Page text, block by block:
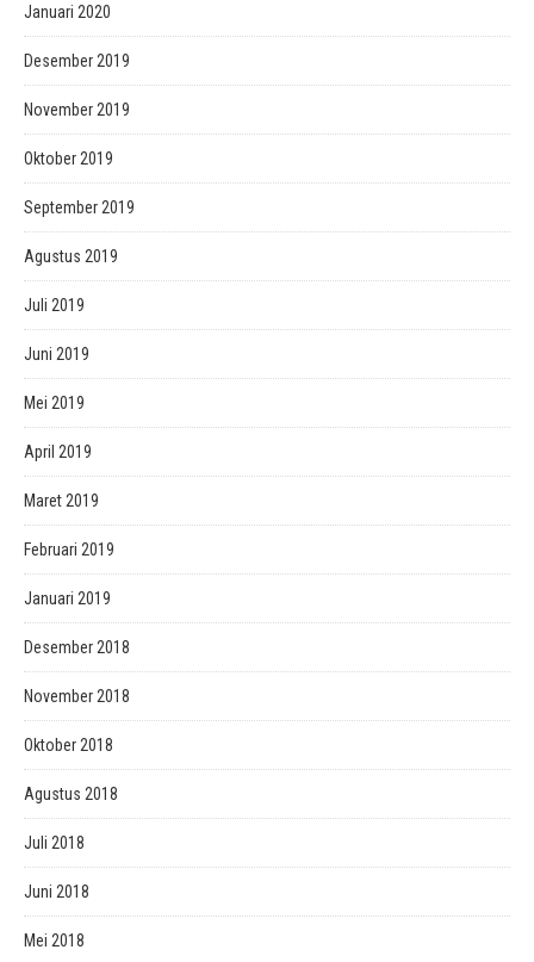
Januari 2020
Desember 2019
November 2019
Oktober 2019
September 2019
Agustus 2019
Juli 2019
Juni 2019
Mei 2019
April 2019
Maret 2019
Februari 2019
Januari 2019
Desember 2018
November 2018
Oktober 2018
Agustus 2018
Juli 2018
Juni 2018
Mei 2018